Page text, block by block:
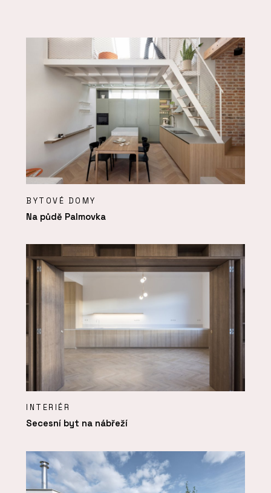
BYTOVÉ DOMY
Na půdě Palmovka
INTERIÉR
Secesní byt na nábřeží